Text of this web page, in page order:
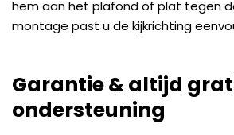
hem aan het plafond of plat tegen
montage past u de kijkrichting
Garantie & altijd
ondersteuning